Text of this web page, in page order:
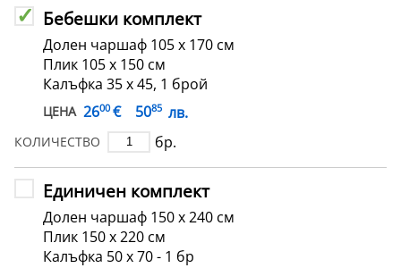
Бебешки комплект
Долен чаршаф 105 х 170 см
Плик 105 х 150 см
Калъфка 35 х 45, 1 брой
ЦЕНА 2600 € 5085 лв.
КОЛИЧЕСТВО бр.
Единичен комплект
Долен чаршаф 150 х 240 см
Плик 150 х 220 см
Калъфка 50 х 70 - 1 бр